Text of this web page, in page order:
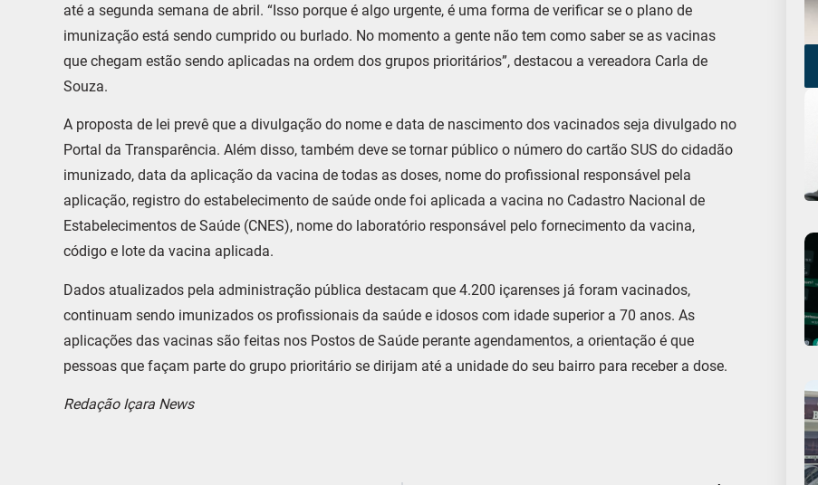
até a segunda semana de abril. “Isso porque é algo urgente, é uma forma de verificar se o plano de
imunização está sendo cumprido ou burlado. No momento a gente não tem como saber se as vacinas
que chegam estão sendo aplicadas na ordem dos grupos prioritários”, destacou a vereadora Carla de
Souza.
A proposta de lei prevê que a divulgação do nome e data de nascimento dos vacinados seja divulgado no
Portal da Transparência. Além disso, também deve se tornar público o número do cartão SUS do cidadão
imunizado, data da aplicação da vacina de todas as doses, nome do profissional responsável pela
aplicação, registro do estabelecimento de saúde onde foi aplicada a vacina no Cadastro Nacional de
Estabelecimentos de Saúde (CNES), nome do laboratório responsável pelo fornecimento da vacina,
código e lote da vacina aplicada.
Dados atualizados pela administração pública destacam que 4.200 içarenses já foram vacinados,
continuam sendo imunizados os profissionais da saúde e idosos com idade superior a 70 anos. As
aplicações das vacinas são feitas nos Postos de Saúde perante agendamentos, a orientação é que
pessoas que façam parte do grupo prioritário se dirijam até a unidade do seu bairro para receber a dose.
Redação Içara News